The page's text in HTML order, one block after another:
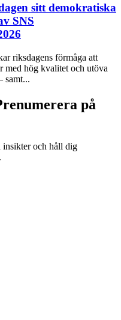
sitt demokratiska
SNS
riksdagens förmåga att
med hög kvalitet och utöva
samt...
på
insikter och håll dig